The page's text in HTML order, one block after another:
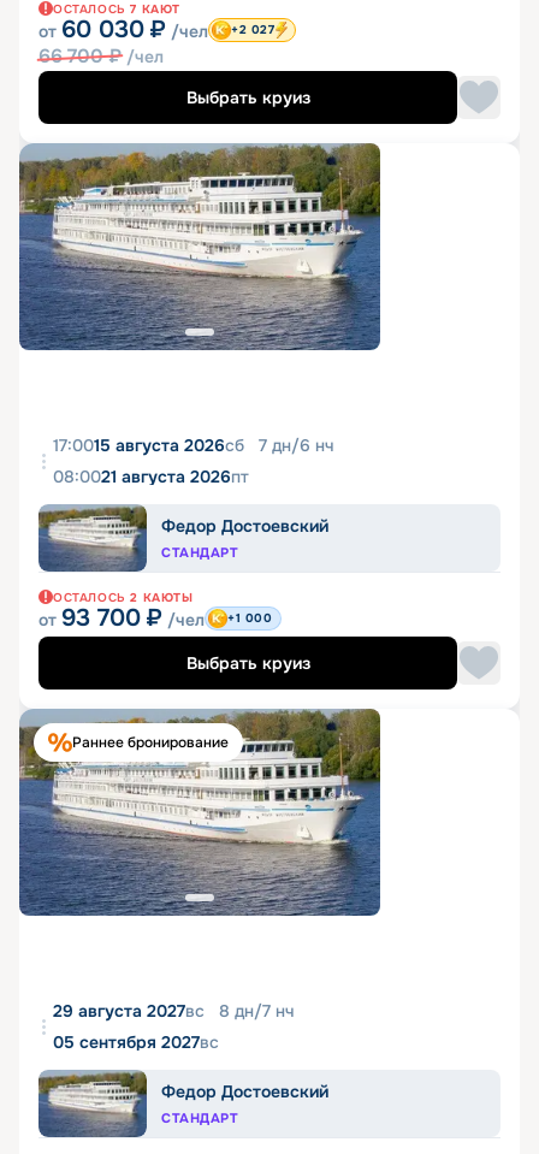
ОСТАЛОСЬ 7 КАЮТ
от 60 030 ₽ /чел
66 700₽ /чел
+2 027
Выбрать круиз
17:0015 августа 2026сб 7 дн/6 нч
08:0021 августа 2026пт
Федор Достоевский
СТАНДАРТ
ОСТАЛОСЬ 2 КАЮТЫ
от 93 700 ₽ /чел +1 000
Выбрать круиз
Раннее бронирование
29 августа 2027вс 8 дн/7 нч
05 сентября 2027вс
Федор Достоевский
СТАНДАРТ